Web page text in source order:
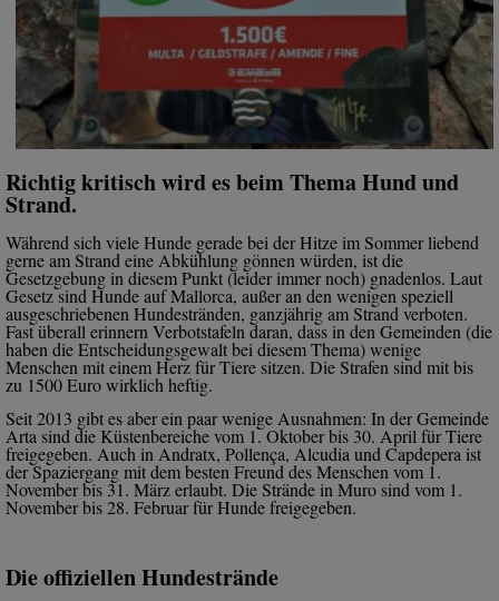
Richtig kritisch wird es beim Thema Hund und
Strand.
Während sich viele Hunde gerade bei der Hitze im Sommer liebend
gerne am Strand eine Abkühlung gönnen würden, ist die
Gesetzgebung in diesem Punkt (leider immer noch) gnadenlos. Laut
Gesetz sind Hunde auf Mallorca, außer an den wenigen speziell
ausgeschriebenen Hundestränden, ganzjährig am Strand verboten.
Fast überall erinnern Verbotstafeln daran, dass in den Gemeinden (die
haben die Entscheidungsgewalt bei diesem Thema) wenige
Menschen mit einem Herz für Tiere sitzen. Die Strafen sind mit bis
zu 1500 Euro wirklich heftig.
Seit 2013 gibt es aber ein paar wenige Ausnahmen: In der Gemeinde
Arta sind die Küstenbereiche vom 1. Oktober bis 30. April für Tiere
freigegeben. Auch in Andratx, Pollença, Alcudia und Capdepera ist
der Spaziergang mit dem besten Freund des Menschen vom 1.
November bis 31. März erlaubt. Die Strände in Muro sind vom 1.
November bis 28. Februar für Hunde freigegeben.
Die offiziellen Hundestrände